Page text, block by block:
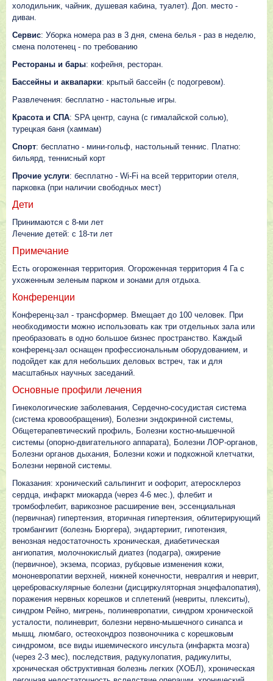
холодильник, чайник, душевая кабина, туалет). Доп. место -
диван.
Сервис: Уборка номера раз в 3 дня, смена белья - раз в неделю,
смена полотенец - по требованию
Рестораны и бары: кофейня, ресторан.
Бассейны и аквапарки: крытый бассейн (с подогревом).
Развлечения: бесплатно - настольные игры.
Красота и СПА: SPA центр, сауна (с гималайской солью),
турецкая баня (хаммам)
Спорт: бесплатно - мини-гольф, настольный теннис. Платно:
бильярд, теннисный корт
Прочие услуги: бесплатно - Wi-Fi на всей территории отеля,
парковка (при наличии свободных мест)
Дети
Принимаются c 8-ми лет
Лечение детей: c 18-ти лет
Примечание
Есть огороженная территория. Огороженная территория 4 Га с
ухоженным зеленым парком и зонами для отдыха.
Конференции
Конференц-зал - трансформер. Вмещает до 100 человек. При
необходимости можно использовать как три отдельных зала или
преобразовать в одно большое бизнес пространство. Каждый
конференц-зал оснащен профессиональным оборудованием, и
подойдет как для небольших деловых встреч, так и для
масштабных научных заседаний.
Основные профили лечения
Гинекологические заболевания, Сердечно-сосудистая система
(система кровообращения), Болезни эндокринной системы,
Общетерапевтический профиль, Болезни костно-мышечной
системы (опорно-двигательного аппарата), Болезни ЛОР-органов,
Болезни органов дыхания, Болезни кожи и подкожной клетчатки,
Болезни нервной системы.
Показания: хронический сальпингит и оофорит, атеросклероз
сердца, инфаркт миокарда (через 4-6 мес.), флебит и
тромбофлебит, варикозное расширение вен, эссенциальная
(первичная) гипертензия, вторичная гипертензия, облитерирующий
тромбангиит (болезнь Бюргера), эндартериит, гипотензия,
венозная недостаточность хроническая, диабетическая
ангиопатия, молочнокислый диатез (подагра), ожирение
(первичное), экзема, псориаз, рубцовые изменения кожи,
мононевропатии верхней, нижней конечности, невралгия и неврит,
цереброваскулярные болезни (дисциркуляторная энцефалопатия),
поражения нервных корешков и сплетений (невриты, плекситы),
синдром Рейно, мигрень, полиневропатии, синдром хронической
усталости, полиневрит, болезни нервно-мышечного синапса и
мышц, люмбаго, остеохондроз позвоночника с корешковым
синдромом, все виды ишемического инсульта (инфаркта мозга)
(через 2-3 мес), последствия, радукулопатия, радикулиты,
хроническая обструктивная болезнь легких (ХОБЛ), хроническая